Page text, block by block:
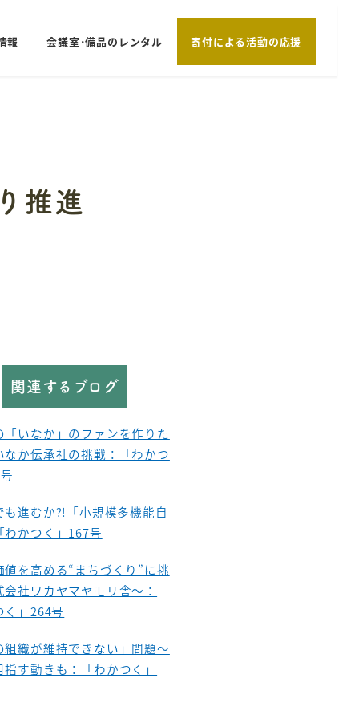
報 会議室･備品のレンタル 寄付による活動の応援
推進
関連するブログ
「いなか」のファンを作りた
なか伝承社の挑戦：「わかつ
も進むか?!「小規模多機能自
わかつく」167号
値を高める“まちづくり”に挑
会社ワカヤマヤモリ舎～：
く」264号
組織が維持できない」問題～
す動きも：「わかつく」